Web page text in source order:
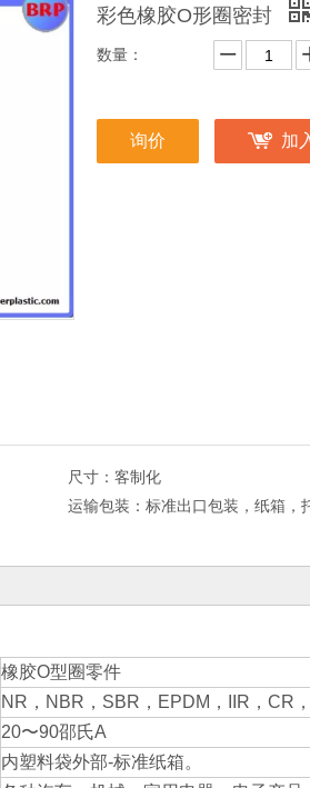
彩色橡胶O形圈密封
数量：
询价 加
尺寸： 客制化
运输包装： 标准出口包装，纸箱，
橡胶O型圈零件
NR，NBR，SBR，EPDM，IIR，CR
20〜90邵氏A
内塑料袋外部-标准纸箱。